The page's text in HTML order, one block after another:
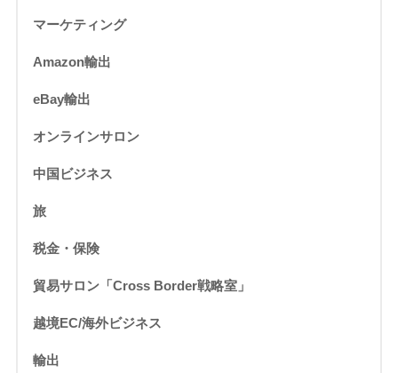
マーケティング
Amazon輸出
eBay輸出
オンラインサロン
中国ビジネス
旅
税金・保険
貿易サロン「Cross Border戦略室」
越境EC/海外ビジネス
輸出